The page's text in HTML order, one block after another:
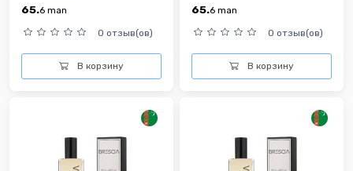
65.6 man
0 отзыв(ов)
В корзину
65.6 man
0 отзыв(ов)
В корзину